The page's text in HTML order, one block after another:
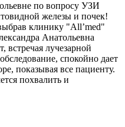
по вопросу УЗИ
железы и почек!
клинику "All’med"
Анатольевна
встречая лучезарной
спокойно дает
показывая все пациенту.
похвалить и